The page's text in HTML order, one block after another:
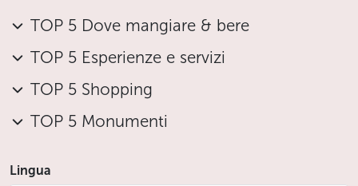
TOP 5 Dove mangiare & bere
TOP 5 Esperienze e servizi
TOP 5 Shopping
TOP 5 Monumenti
Lingua